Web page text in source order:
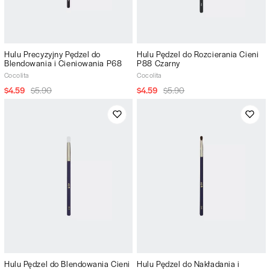
Hulu Precyzyjny Pędzel do
Blendowania i Cieniowania P68
Cocolita
$4.59 $5.90
Hulu Pędzel do Rozcierania Cieni
P88 Czarny
Cocolita
$4.59 $5.90
Hulu Pędzel do Blendowania Cieni Hulu Pędzel do Nakładania i